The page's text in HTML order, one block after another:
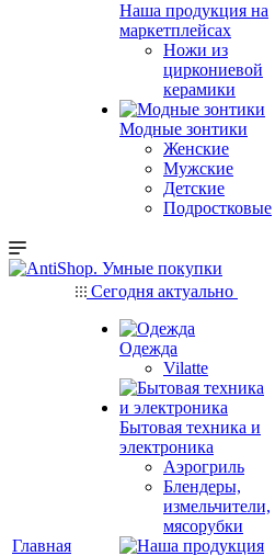
Наша продукция на
маркетплейсах
Ножи из
циркониевой
керамики
Модные зонтики
Женские
Мужские
Детские
Подростковые
Главная
Сегодня актуально
Одежда
Vilatte
Бытовая техника и
электроника
Аэрогриль
Блендеры,
измельчители,
мясорубки